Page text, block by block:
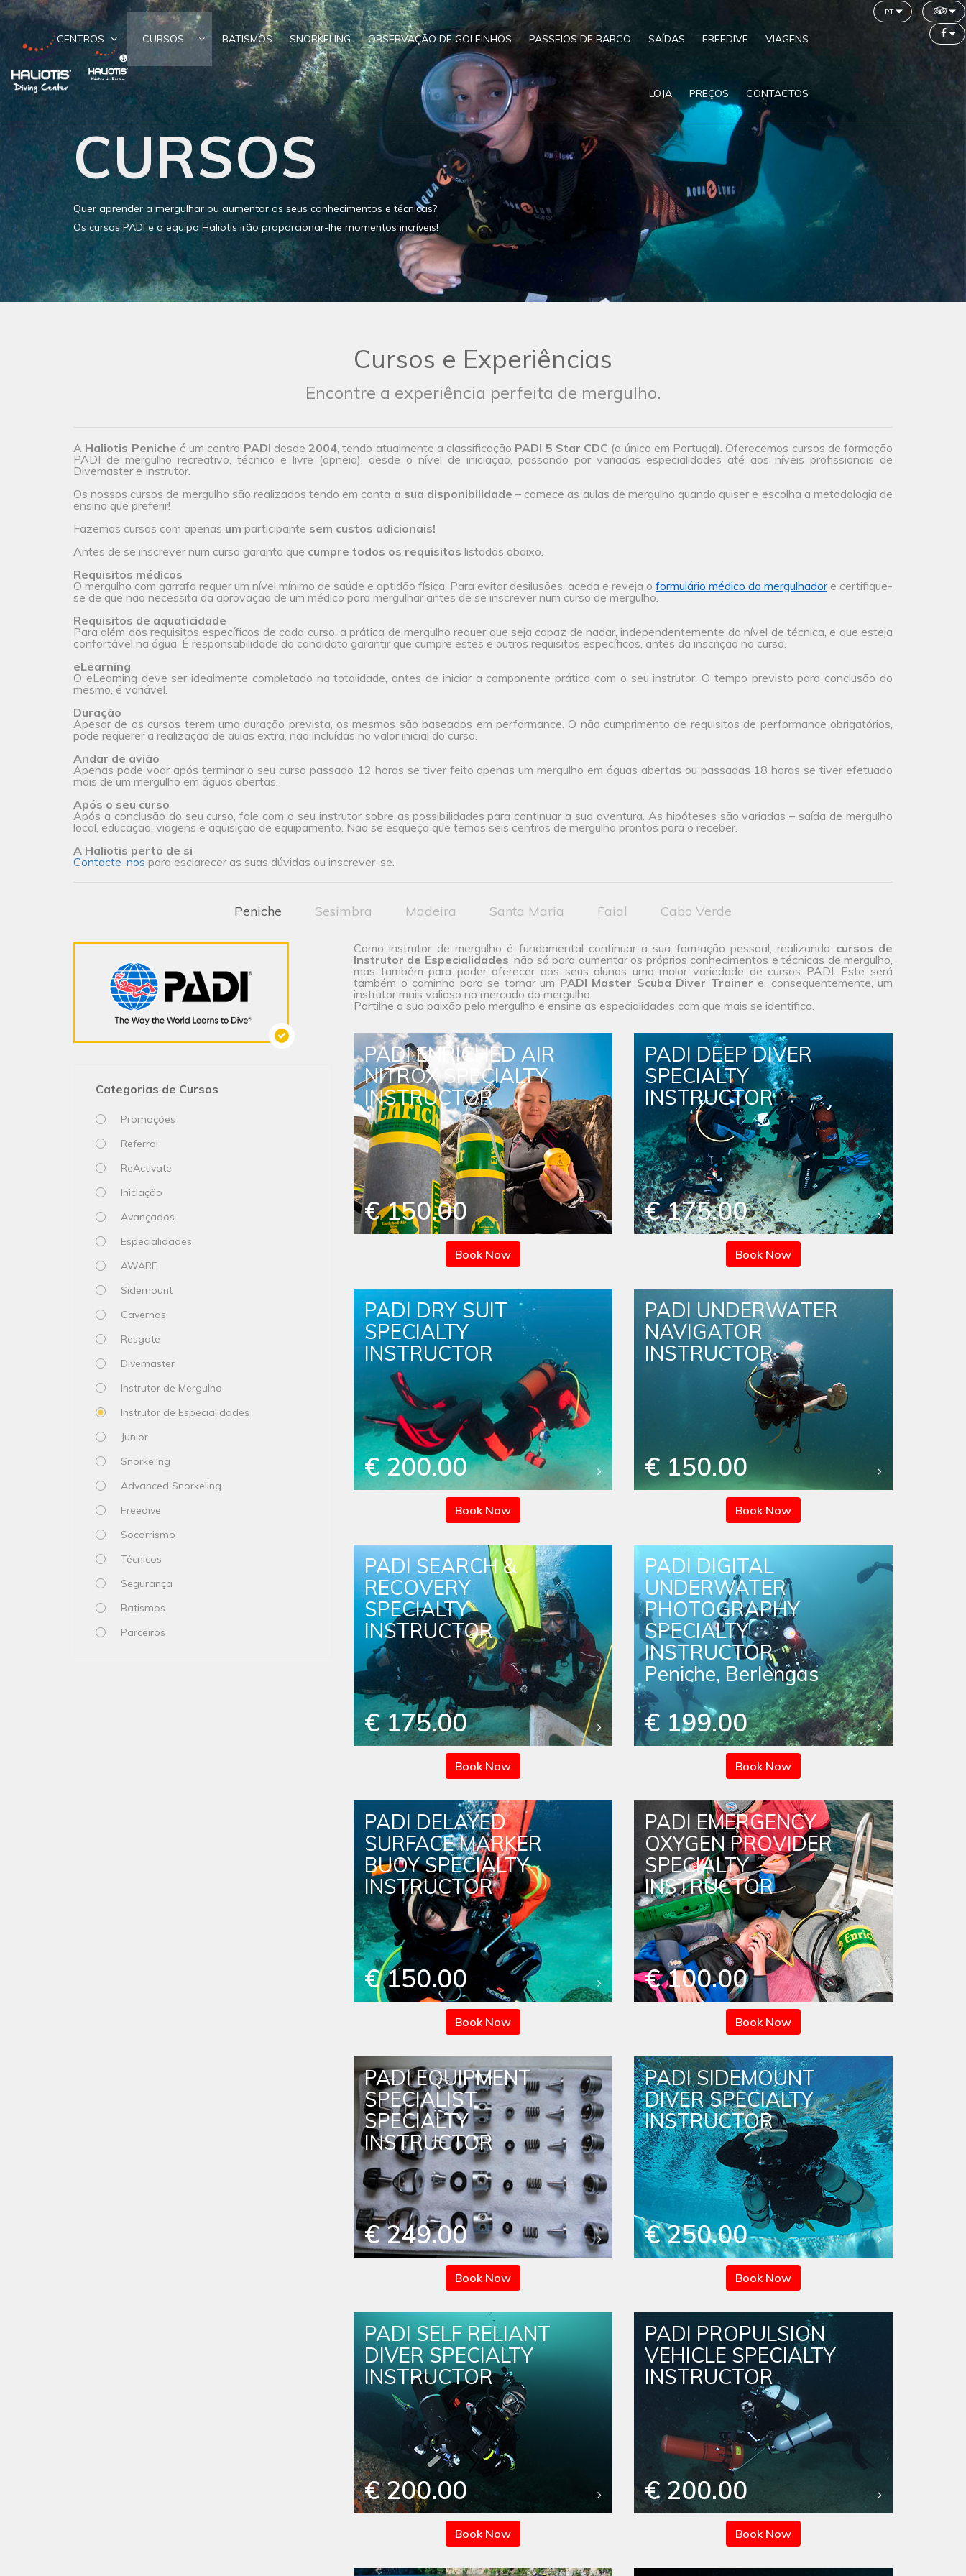
CENTROS CURSOS BATISMOS SNORKELING OBSERVAÇÃO DE GOLFINHOS PASSEIOS DE BARCO SAÍDAS FREEDIVE VIAGENS
LOJA PREÇOS CONTACTOS
pt
CURSOS
Quer aprender a mergulhar ou aumentar os seus conhecimentos e técnicas?
Os cursos PADI e a equipa Haliotis irão proporcionar-lhe momentos incríveis!
Cursos e Experiências
Encontre a experiência perfeita de mergulho.
A Haliotis Peniche é um centro PADI desde 2004, tendo atualmente a classificação PADI 5 Star CDC (o único em Portugal). Oferecemos cursos de formação
PADI de mergulho recreativo, técnico e livre (apneia), desde o nível de iniciação, passando por variadas especialidades até aos níveis profissionais de
Divemaster e Instrutor.
Os nossos cursos de mergulho são realizados tendo em conta a sua disponibilidade – comece as aulas de mergulho quando quiser e escolha a metodologia de
ensino que preferir!
Fazemos cursos com apenas um participante sem custos adicionais!
Antes de se inscrever num curso garanta que cumpre todos os requisitos listados abaixo.
Requisitos médicos
O mergulho com garrafa requer um nível mínimo de saúde e aptidão física. Para evitar desilusões, aceda e reveja o formulário médico do mergulhadore certifique-
se de que não necessita da aprovação de um médico para mergulhar antes de se inscrever num curso de mergulho.
Requisitos de aquaticidade
Para além dos requisitos específicos de cada curso, a prática de mergulho requer que seja capaz de nadar, independentemente do nível de técnica, e que esteja
confortável na água. É responsabilidade do candidato garantir que cumpre estes e outros requisitos específicos, antes da inscrição no curso.
eLearning
O eLearning deve ser idealmente completado na totalidade, antes de iniciar a componente prática com o seu instrutor. O tempo previsto para conclusão do
mesmo, é variável.
Duração
Apesar de os cursos terem uma duração prevista, os mesmos são baseados em performance. O não cumprimento de requisitos de performance obrigatórios,
pode requerer a realização de aulas extra, não incluídas no valor inicial do curso.
Andar de avião
Apenas pode voar após terminar o seu curso passado 12 horas se tiver feito apenas um mergulho em águas abertas ou passadas 18 horas se tiver efetuado
mais de um mergulho em águas abertas.
Após o seu curso
Após a conclusão do seu curso, fale com o seu instrutor sobre as possibilidades para continuar a sua aventura. As hipóteses são variadas – saída de mergulho
local, educação, viagens e aquisição de equipamento. Não se esqueça que temos seis centros de mergulho prontos para o receber.
A Haliotis perto de si
Contacte-nos para esclarecer as suas dúvidas ou inscrever-se.
Peniche Sesimbra Madeira Santa Maria Faial Cabo Verde
Categorias de Cursos
Promoções
Referral
ReActivate
Iniciação
Avançados
Especialidades
AWARE
Sidemount
Cavernas
Resgate
Divemaster
Instrutor de Mergulho
Instrutor de Especialidades
Junior
Snorkeling
Advanced Snorkeling
Freedive
Socorrismo
Técnicos
Segurança
Batismos
Parceiros
Como instrutor de mergulho é fundamental continuar a sua formação pessoal, realizando cursos de
Instrutor de Especialidades, não só para aumentar os próprios conhecimentos e técnicas de mergulho,
mas também para poder oferecer aos seus alunos uma maior variedade de cursos PADI. Este será
também o caminho para se tornar um PADI Master Scuba Diver Trainer e, consequentemente, um
instrutor mais valioso no mercado do mergulho.
Partilhe a sua paixão pelo mergulho e ensine as especialidades com que mais se identifica.
PADI ENRICHED AIR
NITROX SPECIALTY
INSTRUCTOR
€ 150.00
Book Now
PADI DEEP DIVER
SPECIALTY
INSTRUCTOR
€ 175.00
Book Now
PADI DRY SUIT
SPECIALTY
INSTRUCTOR
€ 200.00
Book Now
PADI UNDERWATER
NAVIGATOR
INSTRUCTOR
€ 150.00
Book Now
PADI SEARCH &
RECOVERY
SPECIALTY
INSTRUCTOR
€ 175.00
Book Now
PADI DIGITAL
UNDERWATER
PHOTOGRAPHY
SPECIALTY
INSTRUCTOR
Peniche, Berlengas
€ 199.00
Book Now
PADI DELAYED
SURFACE MARKER
BUOY SPECIALTY
INSTRUCTOR
€ 150.00
Book Now
PADI EMERGENCY
OXYGEN PROVIDER
SPECIALTY
INSTRUCTOR
€ 100.00
Book Now
PADI EQUIPMENT
SPECIALIST
SPECIALTY
INSTRUCTOR
€ 249.00
Book Now
PADI SIDEMOUNT
DIVER SPECIALTY
INSTRUCTOR
€ 250.00
Book Now
PADI SELF RELIANT
DIVER SPECIALTY
INSTRUCTOR
€ 200.00
Book Now
PADI PROPULSION
VEHICLE SPECIALTY
INSTRUCTOR
€ 200.00
Book Now